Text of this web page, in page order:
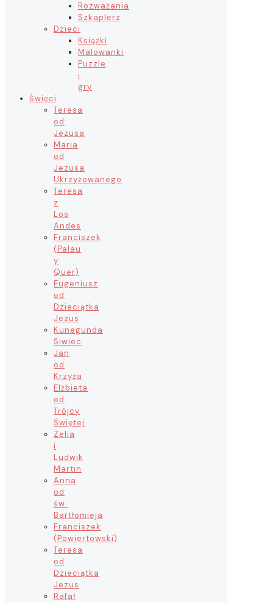
Rozważania
Szkaplerz
Dzieci
Książki
Malowanki
Puzzle
i
gry
Święci
Teresa
od
Jezusa
Maria
od
Jezusa
Ukrzyżowanego
Teresa
z
Los
Andes
Franciszek
(Palau
y
Quer)
Eugeniusz
od
Dzieciątka
Jezus
Kunegunda
Siwiec
Jan
od
Krzyża
Elżbieta
od
Trójcy
Świętej
Zelia
i
Ludwik
Martin
Anna
od
św.
Bartłomieja
Franciszek
(Powiertowski)
Teresa
od
Dzieciątka
Jezus
Rafał